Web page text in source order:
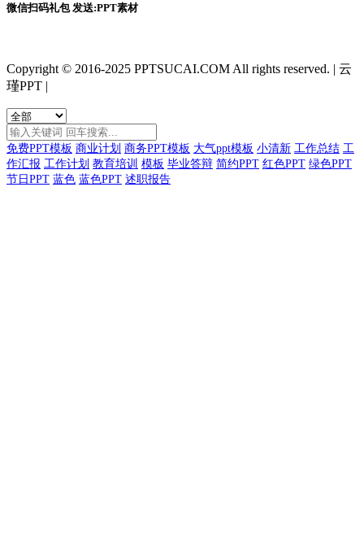
微信扫码礼包 发送:PPT素材
Copyright © 2016-2025 PPTSUCAI.COM All rights reserved. | 云
瑾PPT |
免费PPT模板 商业计划 商务PPT模板 大气ppt模板 小清新 工作总结 工
作汇报 工作计划 教育培训 模板 毕业答辩 简约PPT 红色PPT 绿色PPT
节日PPT 蓝色 蓝色PPT 述职报告